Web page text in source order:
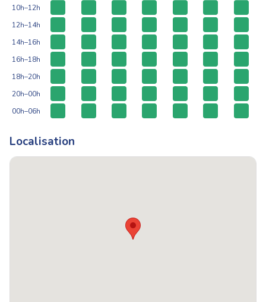
10h–12h
12h–14h
14h–16h
16h–18h
18h–20h
20h–00h
00h–06h
Localisation